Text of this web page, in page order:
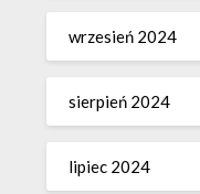
wrzesień 2024
sierpień 2024
lipiec 2024